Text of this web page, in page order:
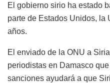
El gobierno sirio ha estado
parte de Estados Unidos, la
años.
El enviado de la ONU a
periodistas en Damasco
sanciones ayudará a que